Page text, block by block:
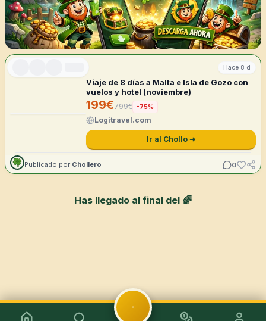
Hace 8 d
Viaje de 8 días a Malta e Isla de Gozo con
vuelos y hotel (noviembre)
199€799€ -75%
Logitravel.com
Ir al Chollo ➜
Publicado por Chollero 0
Has llegado al final del 🌈